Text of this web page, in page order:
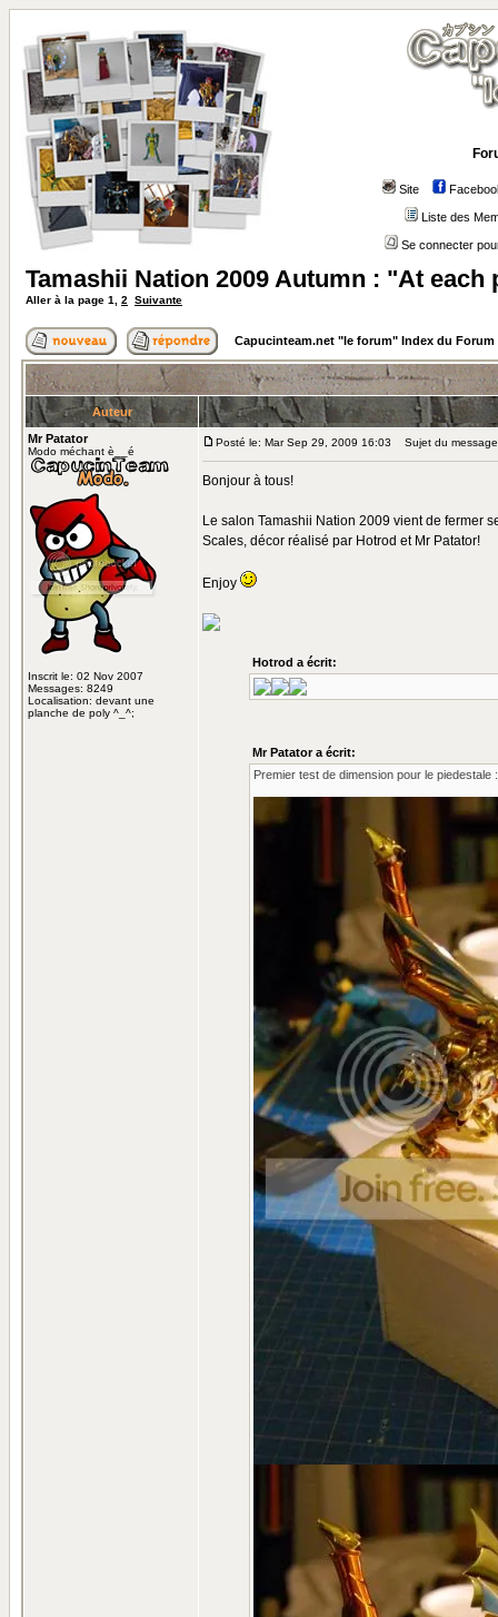
Site
Liste des
Se connecter
Tamashii Nation 2009 Autumn : "At each
Aller à la page 1 2 Suivante
Capucinteam.net "le forum" Index du Forum
Auteur
Mr Patator
Modo méchant è__é
Inscrit le: 02 Nov 2007
Messages: 8249
Localisation: devant une
planche de poly ^_^;
Posté le: Mar Sep 29, 2009 16:03 Sujet du
Bonjour à tous!
Le salon Tamashii Nation 2009 vient de fermer
Scales, décor réalisé par Hotrod et Mr Patator!
Enjoy
Hotrod a écrit:
Mr Patator a écrit:
Premier test de dimension pour le piedestale :